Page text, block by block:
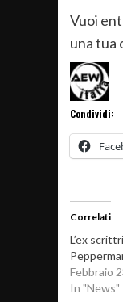
Vuoi
una tua
Condividi:
Correlati
L’ex
Febbraio
In "News"